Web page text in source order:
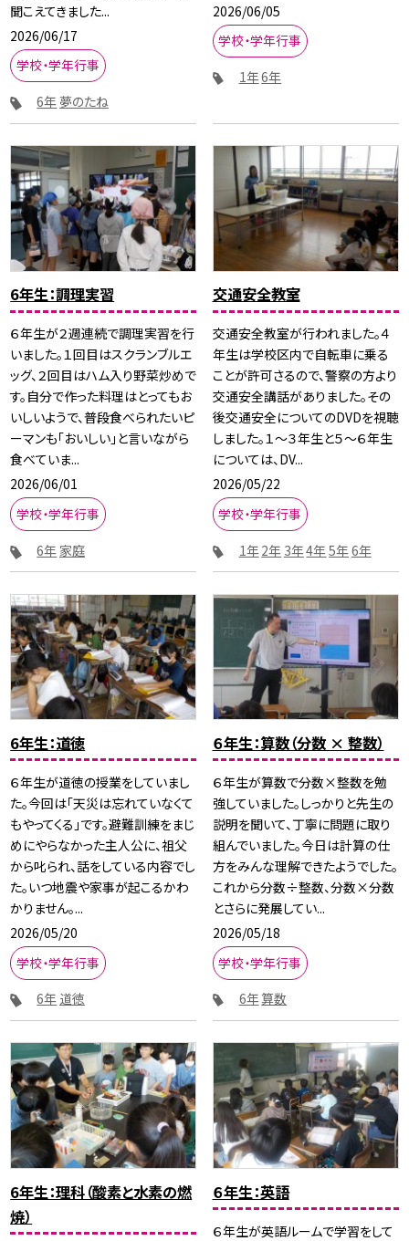
聞こえてきました...
2026/06/17
学校・学年行事
6年夢のたね
2026/06/05
学校・学年行事
1年6年
6年生：調理実習
６年生が２週連続で調理実習を行
いました。１回目はスクランブルエ
ッグ、２回目はハム入り野菜炒めで
す。自分で作った料理はとってもお
いしいようで、普段食べられたいピ
ーマンも「おいしい」と言いながら
食べていま...
2026/06/01
学校・学年行事
6年 家庭
交通安全教室
交通安全教室が行われました。４
年生は学校区内で自転車に乗る
ことが許可さるので、警察の方より
交通安全講話がありました。その
後交通安全についてのDVDを視聴
しました。１～３年生と５～６年生
については、DV...
2026/05/22
学校・学年行事
1年2年 3年4年5年6年
6年生：道徳
６年生が道徳の授業をしていまし
た。今回は「天災は忘れていなくて
もやってくる」です。避難訓練をまじ
めにやらなかった主人公に、祖父
から叱られ、話をしている内容でし
た。いつ地震や家事が起こるかわ
かりません。...
2026/05/20
学校・学年行事
6年 道徳
６年生：算数（分数 × 整数）
６年生が算数で分数×整数を勉
強していました。しっかりと先生の
説明を聞いて、丁寧に問題に取り
組んでいました。今日は計算の仕
方をみんな理解できたようでした。
これから分数÷整数、分数×分数
とさらに発展してい...
2026/05/18
学校・学年行事
6年算数
6年生：理科（酸素と水素の燃
焼）
６年生：英語
６年生が英語ルームで学習をして